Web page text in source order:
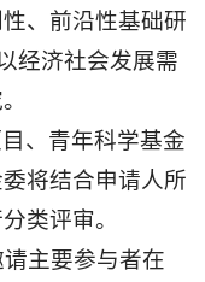
、前沿性基础研
经济社会发展需
、青年科学基金
将结合申请人所
类评审。
主要参与者在